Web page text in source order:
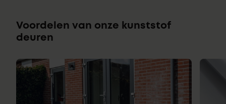
Voordelen van onze kunststof
deuren